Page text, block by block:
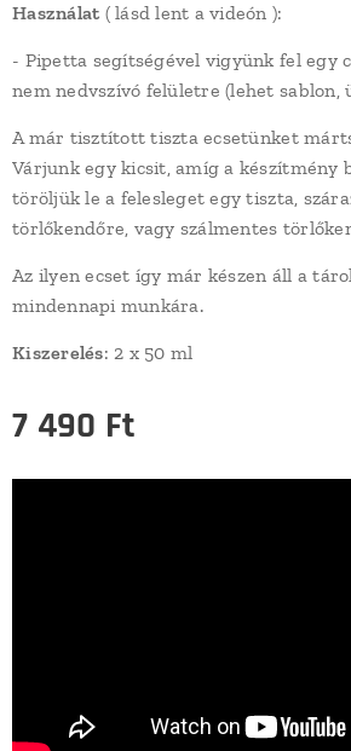
Használat ( lásd lent a videón ):
- Pipetta segítségével vigyünk fel egy
nem nedvszívó felületre (lehet sablon,
A már tisztított tiszta ecsetünket
Várjunk egy kicsit, amíg a készítmény
töröljük le a felesleget egy tiszta,
törlőkendőre, vagy szálmentes
Az ilyen ecset így már készen áll a
mindennapi munkára.
Kiszerelés: 2 x 50 ml
7 490 Ft